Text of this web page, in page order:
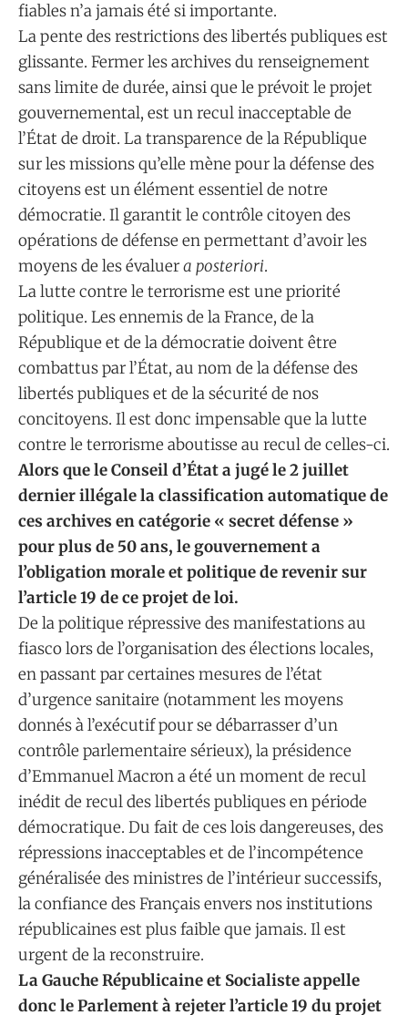
fiables n’a jamais été si importante.
La pente des restrictions des libertés publiques est
glissante. Fermer les archives du renseignement
sans limite de durée, ainsi que le prévoit le projet
gouvernemental, est un recul inacceptable de
l’État de droit. La transparence de la République
sur les missions qu’elle mène pour la défense des
citoyens est un élément essentiel de notre
démocratie. Il garantit le contrôle citoyen des
opérations de défense en permettant d’avoir les
moyens de les évaluera posteriori.
La lutte contre le terrorisme est une priorité
politique. Les ennemis de la France, de la
République et de la démocratie doivent être
combattus par l’État, au nom de la défense des
libertés publiques et de la sécurité de nos
concitoyens. Il est donc impensable que la lutte
contre le terrorisme aboutisse au recul de celles-ci.
Alors que le Conseil d’État a jugé le 2 juillet
dernier illégale la classification automatique de
ces archives en catégorie « secret défense »
pour plus de 50 ans, le gouvernement a
l’obligation morale et politique de revenir sur
l’article 19 de ce projet de loi.
De la politique répressive des manifestations au
fiasco lors de l’organisation des élections locales,
en passant par certaines mesures de l’état
d’urgence sanitaire (notamment les moyens
donnés à l’exécutif pour se débarrasser d’un
contrôle parlementaire sérieux), la présidence
d’Emmanuel Macron a été un moment de recul
inédit de recul des libertés publiques en période
démocratique. Du fait de ces lois dangereuses, des
répressions inacceptables et de l’incompétence
généralisée des ministres de l’intérieur successifs,
la confiance des Français envers nos institutions
républicaines est plus faible que jamais. Il est
urgent de la reconstruire.
La Gauche Républicaine et Socialiste appelle
donc le Parlement à rejeter l’article 19 du projet